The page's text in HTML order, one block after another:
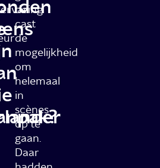
de
cast
de
mogelijkheid
om
helemaal
in
scènes
op te
gaan.
Daar